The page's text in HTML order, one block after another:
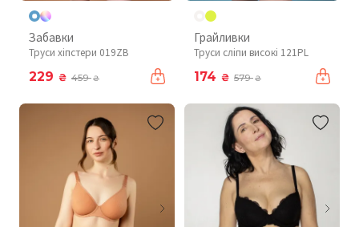
Забавки
Труси хіпстери 019ZB
229 ₴ 459₴
Грайливки
Труси сліпи високі 121PL
174 ₴ 579₴